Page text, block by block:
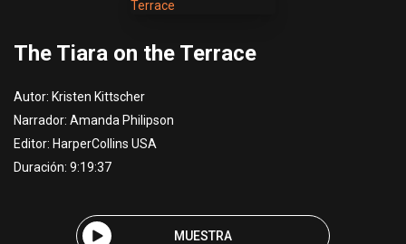
The Tiara on the Terrace
Autor: Kristen Kittscher
Narrador: Amanda Philipson
Editor: HarperCollins USA
Duración: 9:19:37
MUESTRA